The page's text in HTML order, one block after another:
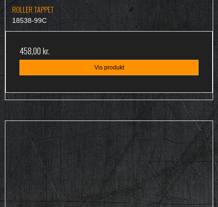
ROLLER TAPPET
18538-99C
458,00 kr.
Vis produkt